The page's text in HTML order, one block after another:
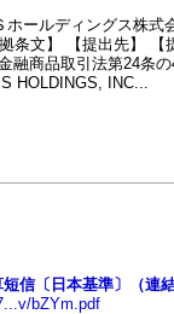
ールディングス株式
条文】 【提出先】
融商品取引法第24条
HOLDINGS, INC...
信〔日本基準〕（連
bZYm.pdf